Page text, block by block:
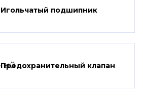
Игольчатый подшипник
Предохранительный клапан